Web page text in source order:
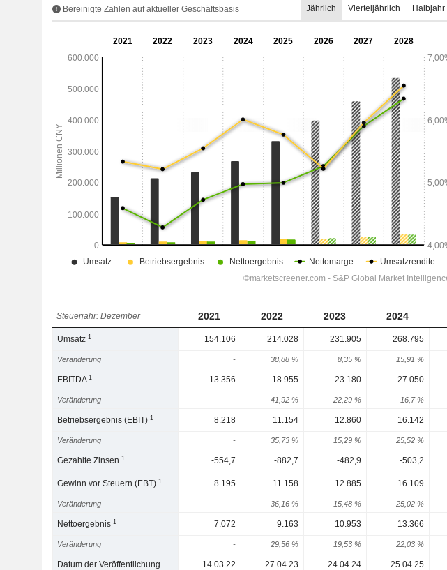
Bereinigte Zahlen auf aktueller Geschäftsbasis Jährlich Vierteljährlich Halbjahr
Steuerjahr: Dezember 2021 2022 2023 2024
Umsatz1 154.106 214.028 231.905 268.795
Veränderung - 38,88 % 8,35 % 15,91 %
EBITDA1 13.356 18.955 23.180 27.050
Veränderung - 41,92 % 22,29 % 16,7 %
Betriebsergebnis (EBIT)1 8.218 11.154 12.860 16.142
Veränderung - 35,73 % 15,29 % 25,52 %
Gezahlte Zinsen1 -554,7 -882,7 -482,9 -503,2
Gewinn vor Steuern (EBT)1 8.195 11.158 12.885 16.109
Veränderung - 36,16 % 15,48 % 25,02 %
Nettoergebnis1 7.072 9.163 10.953 13.366
Veränderung - 29,56 % 19,53 % 22,03 %
Datum der Veröffentlichung 14.03.22 27.04.23 24.04.24 25.04.25